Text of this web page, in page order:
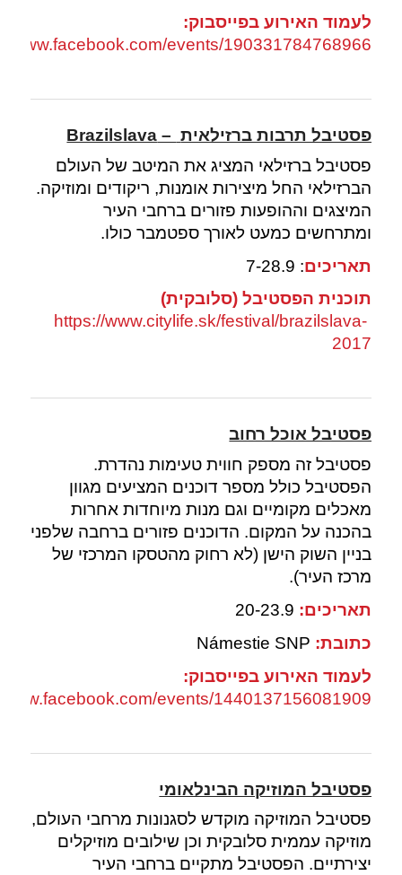
לעמוד האירוע בפייסבוק:
www.facebook.com/events/190331784768966/
פסטיבל תרבות ברזילאית –
Brazilslava
פסטיבל ברזילאי המציג את המיטב של העולם
הברזילאי החל מיצירות אומנות, ריקודים ומוזיקה.
המיצגים וההופעות פזורים ברחבי העיר
ומתרחשים כמעט לאורך ספטמבר כולו.
תאריכים: 7-28.9
תוכנית הפסטיבל (סלובקית)
https://www.citylife.sk/festival/brazilslava-
2017
פסטיבל אוכל רחוב
פסטיבל זה מספק חווית טעימות נהדרת.
הפסטיבל כולל מספר דוכנים המציעים מגוון
מאכלים מקומיים וגם מנות מיוחדות אחרות
בהכנה על המקום. הדוכנים פזורים ברחבה שלפני
בניין השוק הישן (לא רחוק מהטסקו המרכזי של
מרכז העיר).
תאריכים:
כתובת:
לעמוד האירוע בפייסבוק:
events/1440137156081909/
פסטיבל המוזיקה הבינלאומי
פסטיבל המוזיקה מוקדש לסגנונות מרחבי העולם,
מוזיקה עממית סלובקית וכן שילובים מוזיקלים
יצירתיים. הפסטיבל מתקיים ברחבי העיר